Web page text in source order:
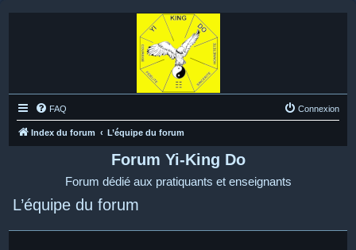
FAQ Connexion
Index du forum L’équipe du forum
Forum Yi-King Do
Forum dédié aux pratiquants et enseignants
L’équipe du forum